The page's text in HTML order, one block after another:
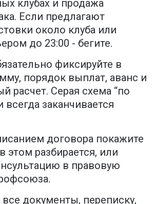
клубах и продажа
Если предлагают
около клуба или
до 23:00 - бегите.
фиксируйте в
порядок выплат, аванс и
расчет. Серая схема “по
всегда заканчивается
договора покажите
этом разбирается, или
в правовую
все документы, переписку,